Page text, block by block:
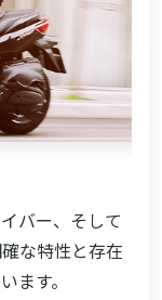
バー、そして
な特性と存在
ます。